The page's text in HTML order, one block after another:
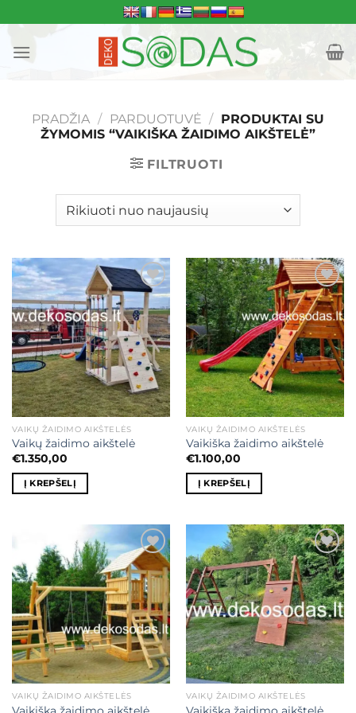
to
content
PRADŽIA / PARDUOTUVĖ / PRODUKTAI SU
ŽYMOMIS “VAIKIŠKA ŽAIDIMO AIKŠTELĖ”
FILTRUOTI
Mėgstamiausias
VAIKŲ ŽAIDIMO AIKŠTELĖS
Vaikų žaidimo aikštelė
€1.350,00
Į KREPŠELĮ
Mėgstamiausias
VAIKŲ ŽAIDIMO AIKŠTELĖS
Vaikiška žaidimo aikštelė
€1.100,00
Į KREPŠELĮ
Mėgstamiausias
VAIKŲ ŽAIDIMO AIKŠTELĖS
Vaikiška žaidimo aikštelė
Mėgstamiausias
VAIKŲ ŽAIDIMO AIKŠTELĖS
Vaikiška žaidimo aikštelė